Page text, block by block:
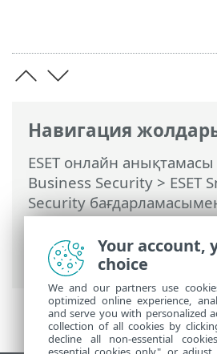
Навигация
ESET онлайн анықтамасы
Business Security > ESET
Security
>Кеңейтілген орнату>
ThreatSense> Қосымша
параметрлері
Your account,
choice
We and our partners use
optimized online experience,
and serve you with personalized
collection of all cookies by
decline all non-essential